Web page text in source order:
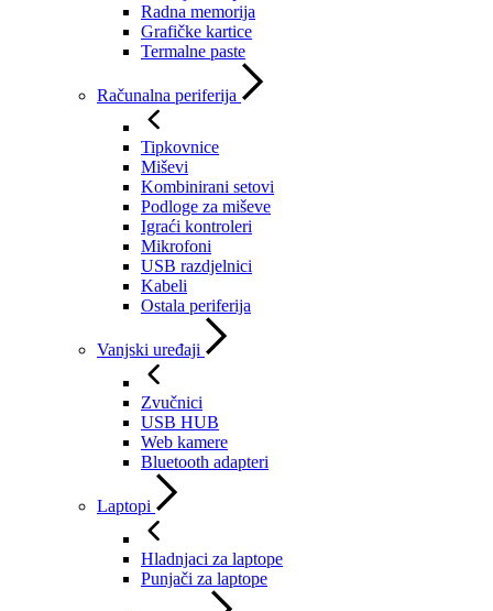
Radna memorija
Grafičke kartice
Termalne paste
Računalna periferija
Tipkovnice
Miševi
Kombinirani setovi
Podloge za miševe
Igraći kontroleri
Mikrofoni
USB razdjelnici
Kabeli
Ostala periferija
Vanjski uređaji
Zvučnici
USB HUB
Web kamere
Bluetooth adapteri
Laptopi
Hladnjaci za laptope
Punjači za laptope